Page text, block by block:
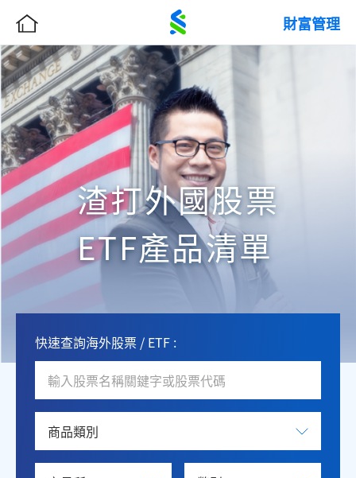
財富管理
渣打外國股票
ETF產品清單
快速查詢海外股票 / ETF :